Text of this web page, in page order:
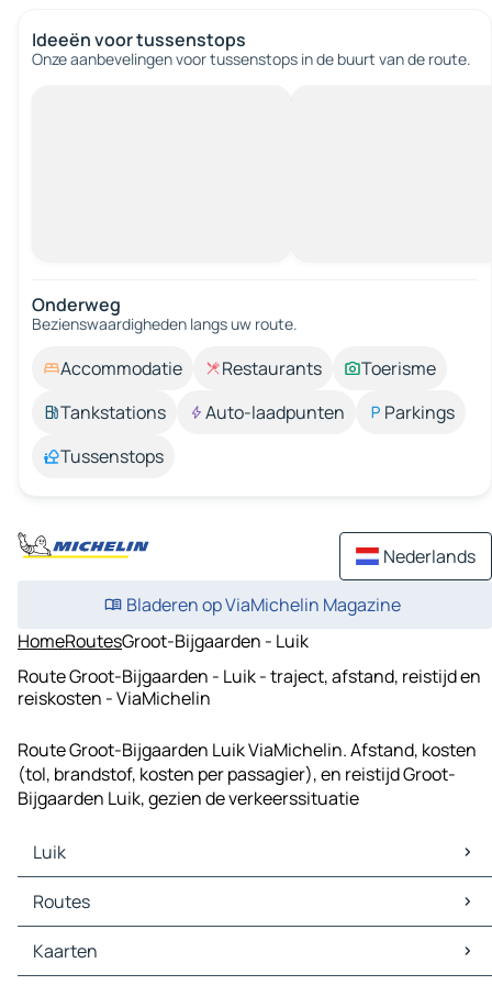
Ideeën voor tussenstops
Onze aanbevelingen voor tussenstops in de buurt van de route.
Onderweg
Bezienswaardigheden langs uw route.
Accommodatie Restaurants
Toerisme
Tankstations
Auto-laadpunten
Parkings
Tussenstops
Nederlands
Bladeren op ViaMichelin Magazine
HomeRoutesGroot-Bijgaarden - Luik
Route Groot-Bijgaarden - Luik - traject, afstand, reistijd en
reiskosten - ViaMichelin
Route Groot-Bijgaarden Luik ViaMichelin. Afstand, kosten
(tol, brandstof, kosten per passagier), en reistijd Groot-
Bijgaarden Luik, gezien de verkeerssituatie
Luik
Luik Kaarten
Luik Verkeer
Luik Hotels
Luik Restaurants
Routes
Routes Luik - Aken
Routes Luik - Verviers
Kaarten